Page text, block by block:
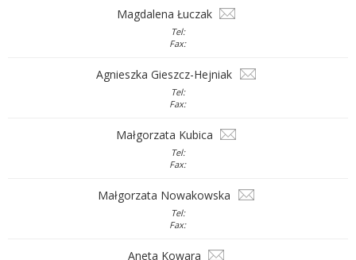
Magdalena Łuczak
Tel:
Fax:
Agnieszka Gieszcz-Hejniak
Tel:
Fax:
Małgorzata Kubica
Tel:
Fax:
Małgorzata Nowakowska
Tel:
Fax:
Aneta Kowara